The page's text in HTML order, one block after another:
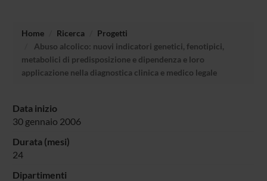
Home Ricerca
Progetti
Abuso alcolico: nuovi indicatori genetici, fenotipici,
metabolici di predisposizione e dipendenza e loro
applicazione nella diagnostica clinica e medico legale
Data inizio
30 gennaio 2006
Durata (mesi)
24
Dipartimenti